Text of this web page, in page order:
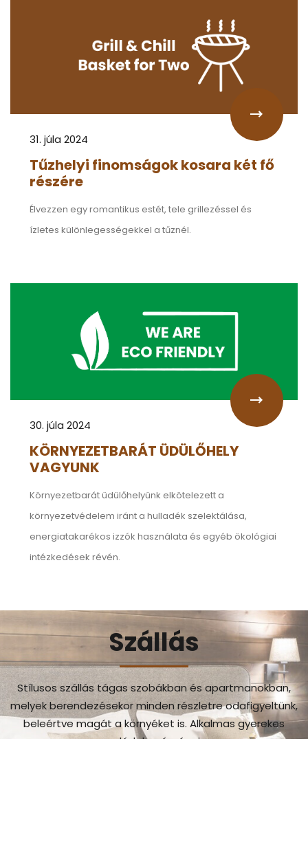
31. júla 2024
Tűzhelyi finomságok kosara két fő
részére
Élvezzen egy romantikus estét, tele grillezéssel és
ízletes különlegességekkel a tűznél.
30. júla 2024
KÖRNYEZETBARÁT ÜDÜLŐHELY
VAGYUNK
Környezetbarát üdülőhelyünk elkötelezett a
környezetvédelem iránt a hulladék szelektálása,
energiatakarékos izzók használata és egyéb ökológiai
intézkedések révén.
Szállás
Stílusos szállás tágas szobákban és apartmanokban,
melyek berendezésekor minden részletre odafigyeltünk,
beleértve magát a környéket is. Alkalmas gyerekes
családok számára is.